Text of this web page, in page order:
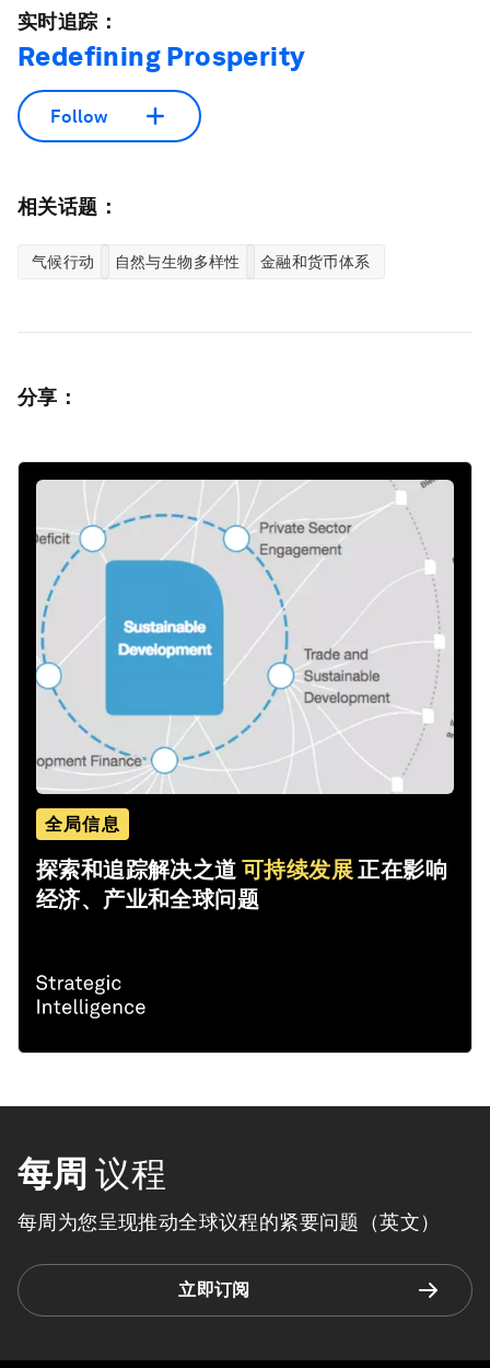
实时追踪：
Redefining Prosperity
Follow
相关话题：
气候行动 自然与生物多样性 金融和货币体系
分享：
全局信息
探索和追踪解决之道可持续发展正在影响
经济、产业和全球问题
每周 议程
每周为您呈现推动全球议程的紧要问题（英文）
立即订阅